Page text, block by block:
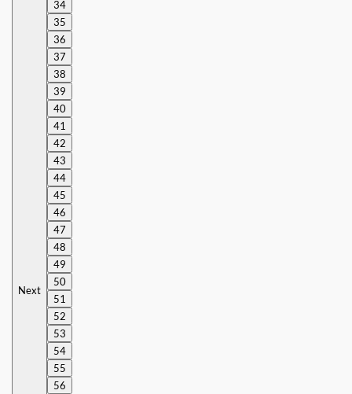
Next
34
35
36
37
38
39
40
41
42
43
44
45
46
47
48
49
50
51
52
53
54
55
56